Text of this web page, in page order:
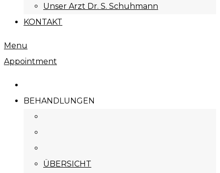
Unser Arzt Dr. S. Schuhmann
KONTAKT
Menu
Appointment
BEHANDLUNGEN
ÜBERSICHT